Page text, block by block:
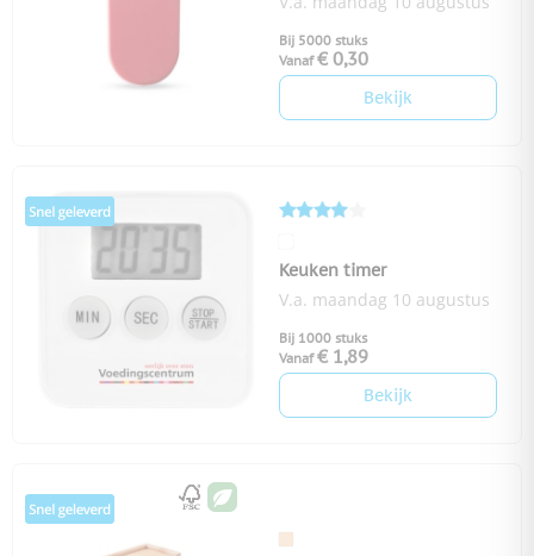
Bij 5000 stuks
Vanaf € 0,30
Bekijk
Keuken timer
V.a. maandag 10 augustus
Bij 1000 stuks
Vanaf € 1,89
Bekijk